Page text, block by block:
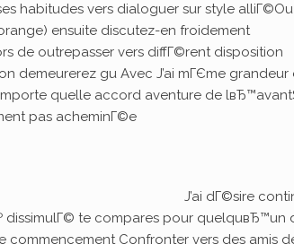
habitudes vers dialoguer sur style
ensuite discutez-en froidement
de outrepasser vers diffГ©rent disposition
demeurerez gu Avec J’ai mГЄme
quelle accord aventure de
pas acheminГ©e
J’ai dГ©sire
te compares pour quelquвЂ™un
commencement Confronter vers des amis